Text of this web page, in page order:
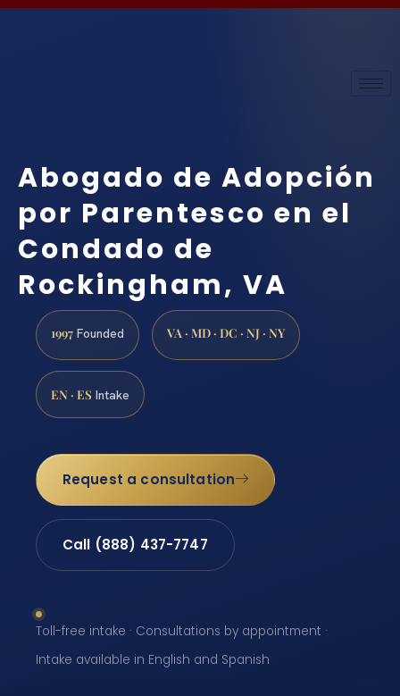
Abogado de Adopción
por Parentesco en el
Condado de
Rockingham, VA
1997 Founded VA · MD · DC · NJ · NY
EN · ES Intake
Request a consultation
Call (888) 437-7747
Toll-free intake · Consultations by appointment ·
Intake available in English and Spanish